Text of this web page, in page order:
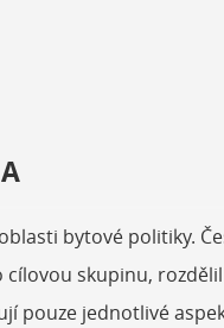
bytové politiky.
skupinu,
pouze jednotlivé